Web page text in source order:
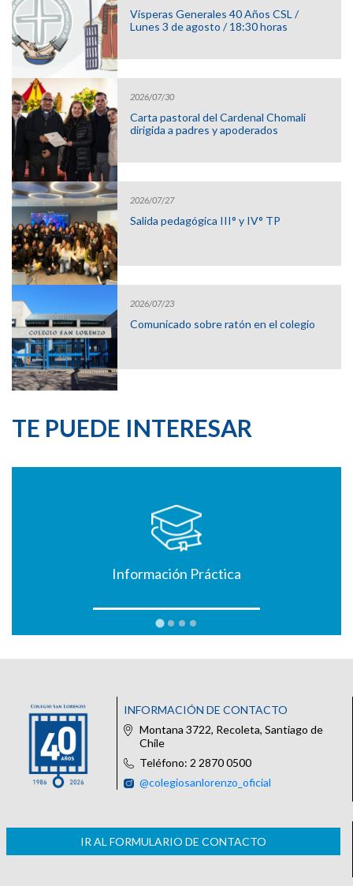
Vísperas Generales 40 Años CSL /
Lunes 3 de agosto / 18:30 horas
2026/07/30
Carta pastoral del Cardenal Chomali
dirigida a padres y apoderados
2026/07/27
Salida pedagógica III° y IV° TP
2026/07/23
Comunicado sobre ratón en el colegio
TE PUEDE INTERESAR
Información Práctica
INFORMACIÓN DE CONTACTO
Montana 3722, Recoleta, Santiago de
Chile
Teléfono: 2 2870 0500
@colegiosanlorenzo_oficial
IR AL FORMULARIO DE CONTACTO